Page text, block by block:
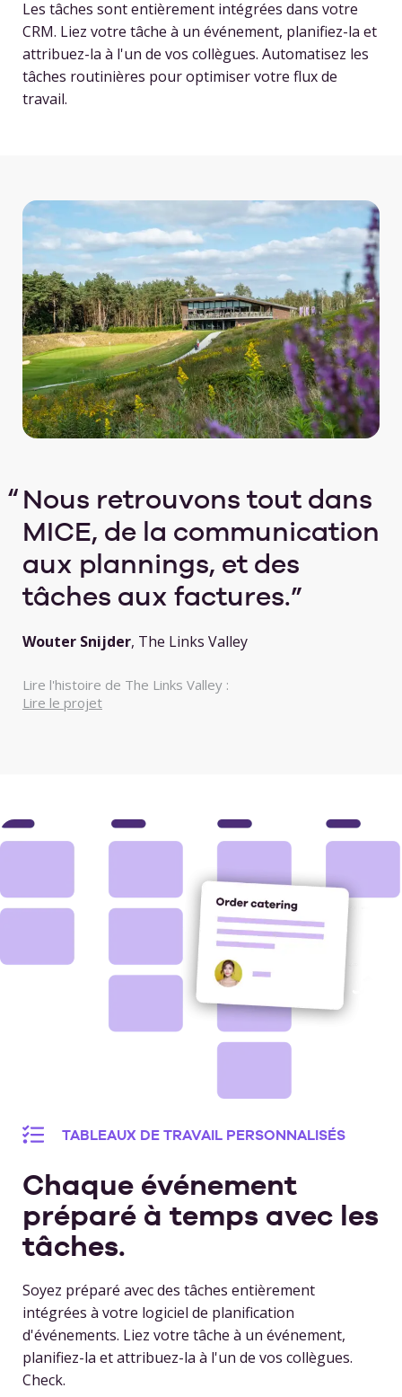
Les tâches sont entièrement intégrées dans votre
CRM. Liez votre tâche à un événement, planifiez-la et
attribuez-la à l'un de vos collègues. Automatisez les
tâches routinières pour optimiser votre flux de
travail.
Nous retrouvons tout dans
MICE, de la communication
aux plannings, et des
tâches aux factures.
Wouter Snijder, The Links Valley
Lire l'histoire de The Links Valley :
Lire le projet
TABLEAUX DE TRAVAIL PERSONNALISÉS
Chaque événement
préparé à temps avec les
tâches.
Soyez préparé avec des tâches entièrement
intégrées à votre logiciel de planification
d'événements. Liez votre tâche à un événement,
planifiez-la et attribuez-la à l'un de vos collègues.
Check.